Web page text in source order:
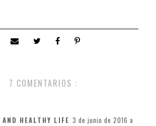
7 COMENTARIOS :
AND HEALTHY LIFE 3 de junio de 2016 a